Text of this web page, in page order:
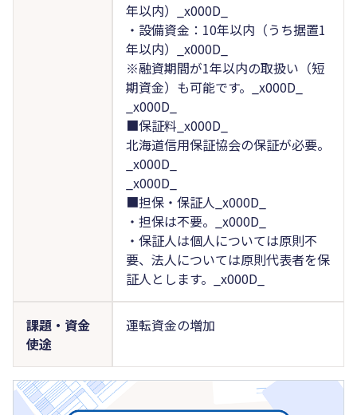
年以内）_x000D_
・設備資金：10年以内（うち据置1
年以内）_x000D_
※融資期間が1年以内の取扱い（短
期資金）も可能です。_x000D_
_x000D_
■保証料_x000D_
北海道信用保証協会の保証が必要。
_x000D_
_x000D_
■担保・保証人_x000D_
・担保は不要。_x000D_
・保証人は個人については原則不
要、法人については原則代表者を保
証人とします。_x000D_
課題・資金
使途
運転資金の増加